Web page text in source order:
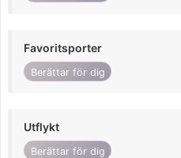
Favoritsporter
Berättar för dig
Utflykt
Berättar för dig